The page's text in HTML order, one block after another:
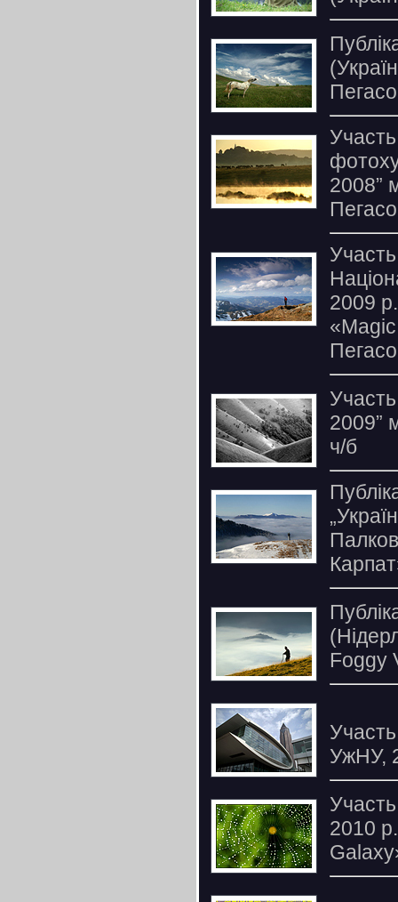
2008”
2009
2009”
ч/б
Foggy
УжНУ,
2010